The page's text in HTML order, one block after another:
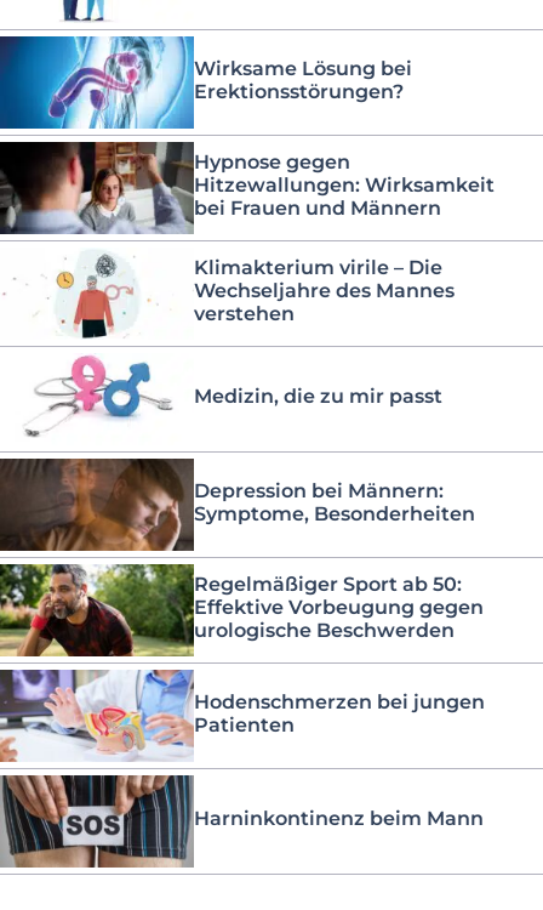
Wirksame Lösung bei
Erektionsstörungen?
Hypnose gegen
Hitzewallungen: Wirksamkeit
bei Frauen und Männern
Klimakterium virile – Die
Wechseljahre des Mannes
verstehen
Medizin, die zu mir passt
Depression bei Männern:
Symptome, Besonderheiten
Regelmäßiger Sport ab 50:
Effektive Vorbeugung gegen
urologische Beschwerden
Hodenschmerzen bei jungen
Patienten
Harninkontinenz beim Mann